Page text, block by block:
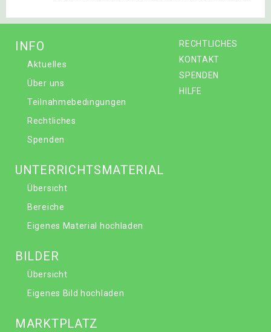
RECHTLICHES
KONTAKT
SPENDEN
HILFE
INFO
Aktuelles
Über uns
Teilnahmebedingungen
Rechtliches
Spenden
UNTERRICHTSMATERIAL
Übersicht
Bereiche
Eigenes Material hochladen
BILDER
Übersicht
Eigenes Bild hochladen
MARKTPLATZ